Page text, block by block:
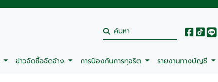
ข่าวจัดซื้อจัดจ้าง การป้องกันการทุจริต รายงานทางบัญชี